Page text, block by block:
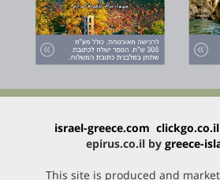
israel-greece.com
epirus.co.il by
This site is produced